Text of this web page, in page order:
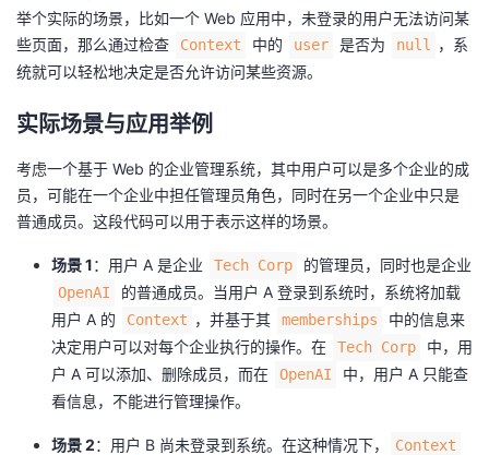
举个实际的场景，比如一个 Web 应用中，未登录的用户无法访问某
些页面，那么通过检查
Context 中的 user 是否为 null
，系
统就可以轻松地决定是否允许访问某些资源。
实际场景与应用举例
考虑一个基于 Web 的企业管理系统，其中用户可以是多个企业的成
员，可能在一个企业中担任管理员角色，同时在另一个企业中只是
普通成员。这段代码可以用于表示这样的场景。
场景 1：用户 A 是企业 Tech Corp 的管理员，同时也是企业
OpenAI
的普通成员。当用户 A 登录到系统时，系统将加载
用户 A 的
Context ，并基于其 memberships
中的信息来
决定用户可以对每个企业执行的操作。在
Tech Corp
中，用
户 A 可以添加、删除成员，而在
OpenAI
中，用户 A 只能查
看信息，不能进行管理操作。
场景 2：用户 B 尚未登录到系统。在这种情况下， Context